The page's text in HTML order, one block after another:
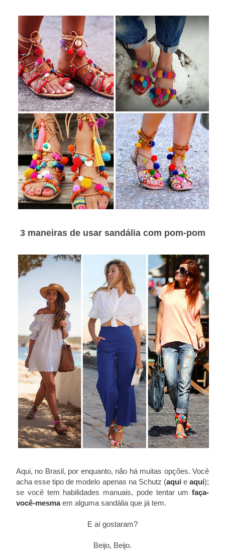
3 maneiras de usar sandália com pom-pom
Aqui, no Brasil, por enquanto, não há muitas opções. Você
acha esse tipo de modelo apenas na Schutz (aqui eaqui);
se você tem habilidades manuais, pode tentar um faça-
você-mesmaem alguma sandália que já tem.
E aí gostaram?
Beijo, Beijo.